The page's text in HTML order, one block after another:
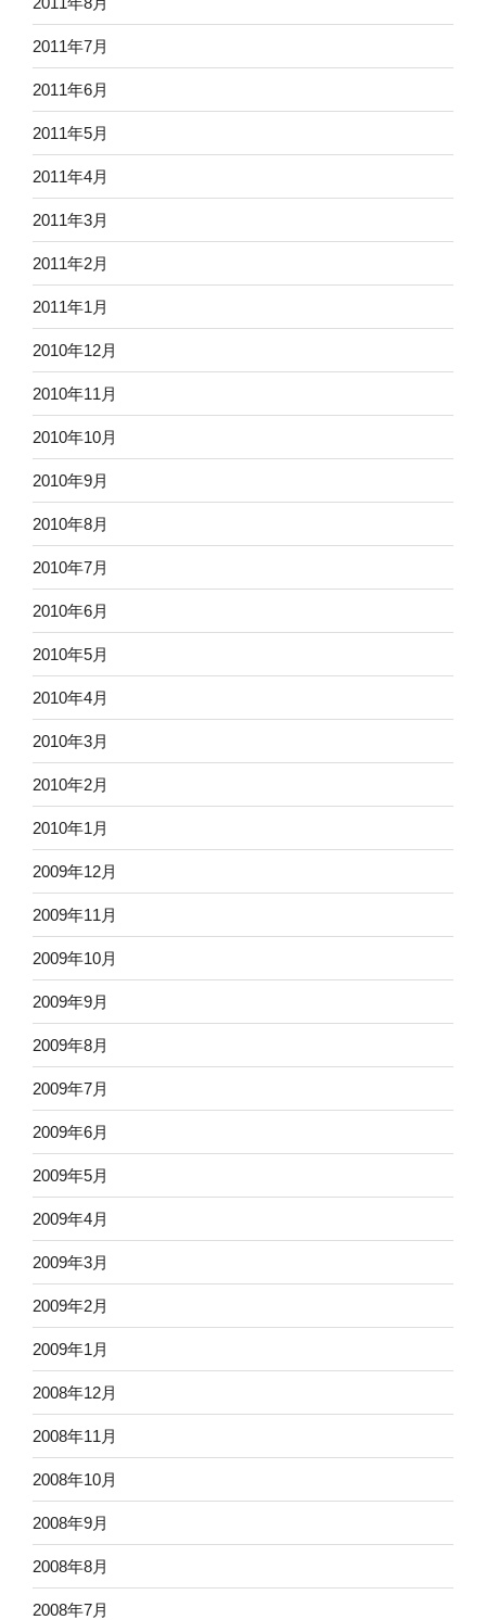
2011年7月
2011年6月
2011年5月
2011年4月
2011年3月
2011年2月
2011年1月
2010年12月
2010年11月
2010年10月
2010年9月
2010年8月
2010年7月
2010年6月
2010年5月
2010年4月
2010年3月
2010年2月
2010年1月
2009年12月
2009年11月
2009年10月
2009年9月
2009年8月
2009年7月
2009年6月
2009年5月
2009年4月
2009年3月
2009年2月
2009年1月
2008年12月
2008年11月
2008年10月
2008年9月
2008年8月
2008年7月